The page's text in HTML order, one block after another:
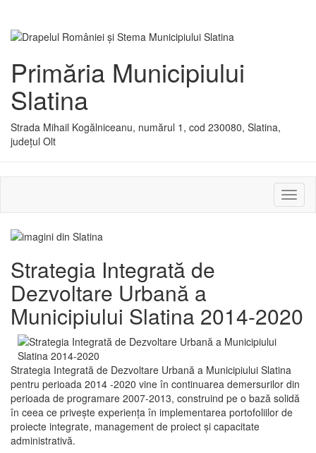
Primăria Municipiului
Slatina
Strada Mihail Kogălniceanu, numărul 1, cod 230080, Slatina,
județul Olt
sau
Strategia Integrată de
Dezvoltare Urbană a
Municipiului Slatina 2014-2020
Strategia Integrată de Dezvoltare Urbană a Municipiului Slatina
pentru perioada 2014 -2020 vine în continuarea demersurilor din
perioada de programare 2007-2013, construind pe o bază solidă
în ceea ce priveşte experienţa în implementarea portofoliilor de
proiecte integrate, management de proiect și capacitate
administrativă.